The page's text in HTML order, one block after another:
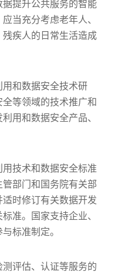
提升公共服务的智能
当充分考虑老年人、
疾人的日常生活造成
和数据安全技术研
等领域的技术推广和
用和数据安全产品、
技术和数据安全标准
部门和国务院有关部
时修订有关数据开发
准。国家支持企业、
标准制定。
评估、认证等服务的